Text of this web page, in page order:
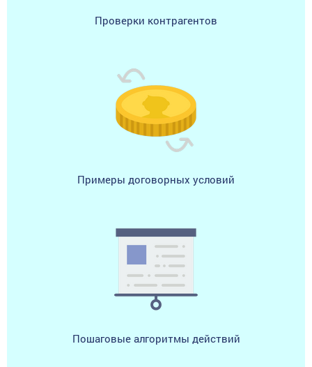
Проверки контрагентов
Примеры договорных условий
Пошаговые алгоритмы действий